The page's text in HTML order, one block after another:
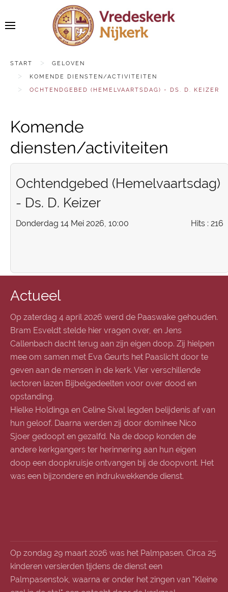
START
GELOVEN
KOMENDE DIENSTEN/ACTIVITEITEN
OCHTENDGEBED (HEMELVAARTSDAG) - DS. D. KEIZER
Komende
diensten/activiteiten
Ochtendgebed (Hemelvaartsdag)
- Ds. D. Keizer
Donderdag 14 Mei 2026, 10:00 Hits: 216
Actueel
Op zaterdag 4 april 2026 werd de Paaswake gehouden.
Bram Esveldt stelde hier vragen over, en Jens
Callenbach dacht terug aan zijn eigen doop. Zij hielpen
mee om samen met Eva Geurts het Paaslicht door te
geven aan de mensen in de kerk. Vier verschillende
lectoren lazen Bijbelgedeelten voor over dood en
opstanding.
Hielke Holdinga en Celine Sival legden belijdenis af van
hun geloof. Daarna werden zij door dominee Nico
Sjoer gedoopt en gezalfd. Na de doop konden de
andere kerkgangers ter herinnering aan hun eigen
doop een doopkruisje ontvangen bij de doopvont. Het
was een bijzondere en indrukwekkende dienst.
Op zondag 29 maart 2026 was het Palmpasen. Circa 25
kinderen versierden tijdens de dienst een
Palmpasenstok, waarna er onder het zingen van "Kleine